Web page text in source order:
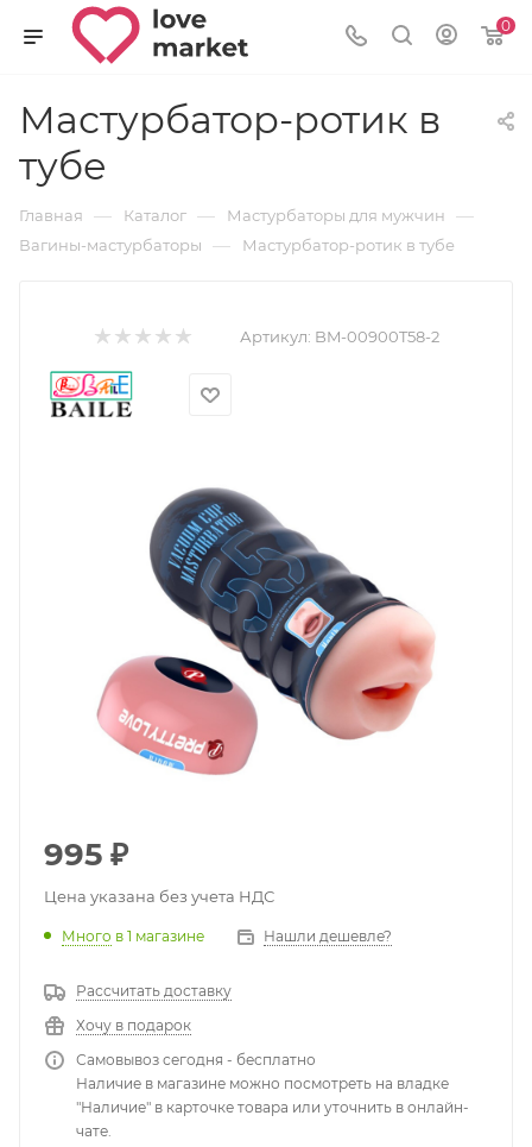
0
Мастурбатор-ротик в
тубе
Главная — Каталог — Мастурбаторы для мужчин —
Вагины-мастурбаторы — Мастурбатор-ротик в тубе
Артикул: BM-00900T58-2
995 ₽
Цена указана без учета НДС
Много в 1 магазине Нашли дешевле?
Рассчитать доставку
Хочу в подарок
Самовывоз сегодня - бесплатно
Наличие в магазине можно посмотреть на владке
"Наличие" в карточке товара или уточнить в онлайн-
чате.